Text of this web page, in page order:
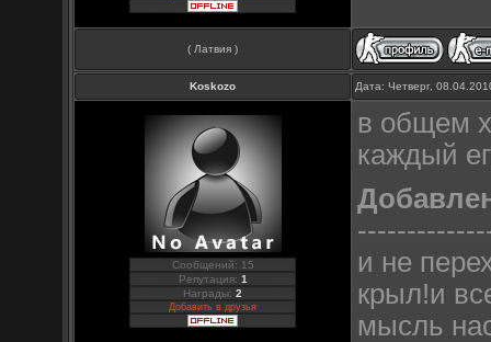
( Латвия )
Koskozo Дата: Четверг,
Сообщений: 15
Репутация: 1
Награды:2
Добавить в друзья
в общем
каждый
и не
крыл!и
мысль